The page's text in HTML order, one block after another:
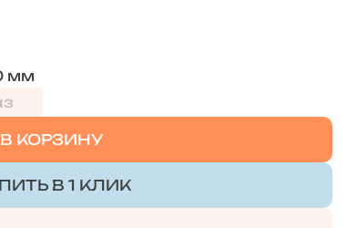
мм
В КОРЗИНУ
В 1 КЛИК